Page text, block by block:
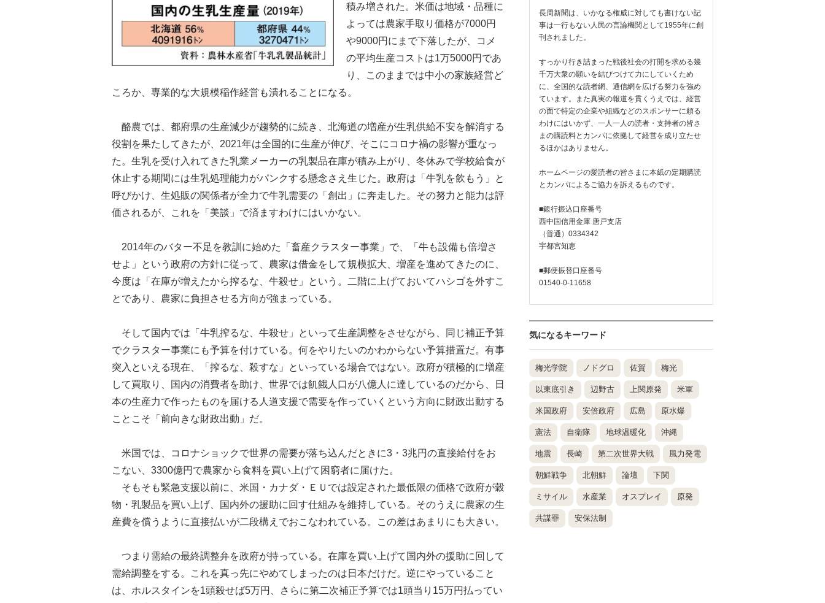
積み増された。米価は地域・品種に
よっては農家手取り価格が7000円
や9000円にまで下落したが、コメ
の平均生産コストは1万5000円であ
り、このままでは中小の家族経営ど
ころか、専業的な大規模稲作経営も潰れることになる。
酪農では、都府県の生産減少が趨勢的に続き、北海道の増産が生乳供給不安を解消する
役割を果たしてきたが、2021年は全国的に生産が伸び、そこにコロナ禍の影響が重なっ
た。生乳を受け入れてきた乳業メーカーの乳製品在庫が積み上がり、冬休みで学校給食が
休止する期間には生乳処理能力がパンクする懸念さえ生じた。政府は「牛乳を飲もう」と
呼びかけ、生処販の関係者が全力で牛乳需要の「創出」に奔走した。その努力と能力は評
価されるが、これを「美談」で済ますわけにはいかない。
2014年のバター不足を教訓に始めた「畜産クラスター事業」で、「牛も設備も倍増さ
せよ」という政府の方針に従って、農家は借金をして規模拡大、増産を進めてきたのに、
今度は「在庫が増えたから搾るな、牛殺せ」という。二階に上げておいてハシゴを外すこ
とであり、農家に負担させる方向が強まっている。
そして国内では「牛乳搾るな、牛殺せ」といって生産調整をさせながら、同じ補正予算
でクラスター事業にも予算を付けている。何をやりたいのかわからない予算措置だ。有事
突入といえる現在、「搾るな、殺すな」といっている場合ではない。政府が積極的に増産
して買取り、国内の消費者を助け、世界では飢餓人口が八億人に達しているのだから、日
本の生産力で作ったものを届ける人道支援で需要を作っていくという方向に財政出動する
ことこそ「前向きな財政出動」だ。
米国では、コロナショックで世界の需要が落ち込んだときに3・3兆円の直接給付をお
こない、3300億円で農家から食料を買い上げて困窮者に届けた。
そもそも緊急支援以前に、米国・カナダ・ＥＵでは設定された最低限の価格で政府が穀
物・乳製品を買い上げ、国内外の援助に回す仕組みを維持している。そのうえに農家の生
産費を償うように直接払いが二段構えでおこなわれている。この差はあまりにも大きい。
つまり需給の最終調整弁を政府が持っている。在庫を買い上げて国内外の援助に回して
需給調整をする。これを真っ先にやめてしまったのは日本だけだ。逆にやっていること
は、ホルスタインを1頭殺せば5万円、さらに第二次補正予算では1頭当り15万円払ってい
長周新聞は、いかなる権威に対しても書けない記
事は一行もない人民の言論機関として1955年に創
刊されました。
すっかり行き詰まった戦後社会の打開を求める幾
千万大衆の願いを結びつけて力にしていくため
に、全国的な読者網、通信網を広げる努力を強め
ています。また真実の報道を貫くうえでは、経営
の面で特定の企業や組織などのスポンサーに頼る
わけにはいかず、一人一人の読者・支持者の皆さ
まの購読料とカンパに依拠して経営を成り立たせ
るほかはありません。
ホームページの愛読者の皆さまに本紙の定期購読
とカンパによるご協力を訴えるものです。
■銀行振込口座番号
西中国信用金庫 唐戸支店
（普通）0334342
宇都宮知恵
■郵便振替口座番号
01540-0-11658
気になるキーワード
梅光学院 ノドグロ 佐賀 梅光
以東底引き 辺野古 上関原発 米軍
米国政府 安倍政府 広島 原水爆
憲法 自衛隊 地球温暖化 沖縄
地震 長崎 第二次世界大戦 風力発電
朝鮮戦争 北朝鮮 論壇 下関
ミサイル 水産業 オスプレイ 原発
共謀罪 安保法制